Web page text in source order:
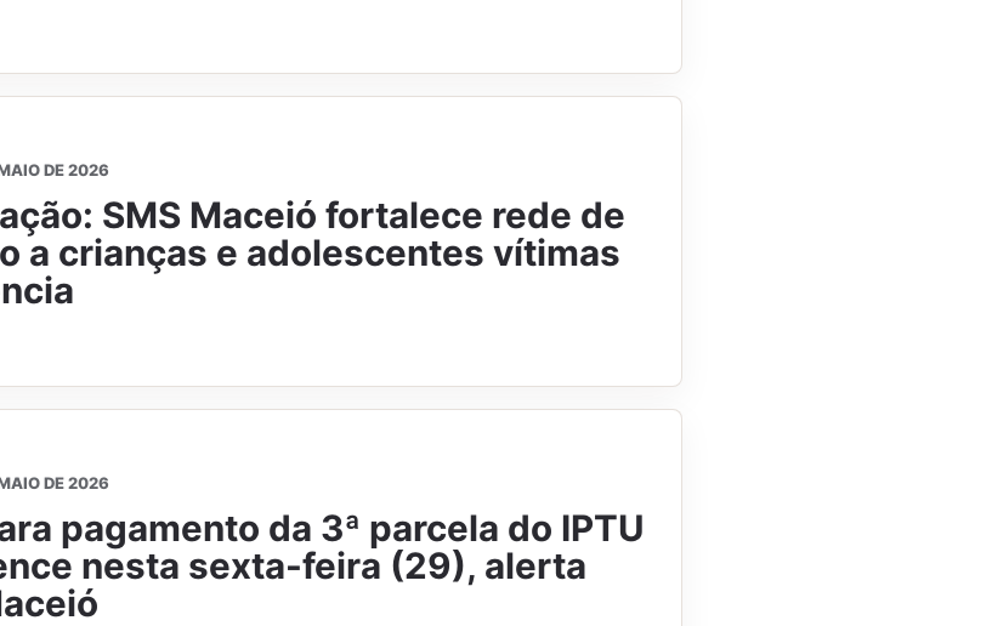
DE 2026
SMS Maceió fortalece rede de
a crianças e adolescentes vítimas
DE 2026
pagamento da 3ª parcela do IPTU
nesta sexta-feira (29), alerta